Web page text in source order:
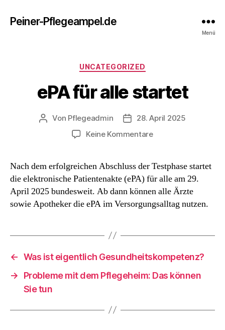
Peiner-Pflegeampel.de
Menü
Kategorien
UNCATEGORIZED
ePA für alle startet
Beitragsautor
Von Pflegeadmin Beitragsdatum
28. April 2025
Keine Kommentarezu
alle
startet
Nach dem erfolgreichen Abschluss der Testphase startet
die elektronische Patientenakte (ePA) für alle am 29.
April 2025 bundesweit. Ab dann können alle Ärzte
sowie Apotheker die ePA im Versorgungsalltag nutzen.
← Was ist eigentlich Gesundheitskompetenz?
→
Probleme mit dem Pflegeheim: Das können
Sie tun